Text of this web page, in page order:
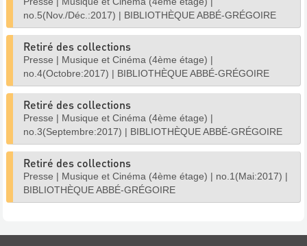
no.5(Nov./Déc.:2017) | BIBLIOTHÈQUE ABBÉ-GRÉGOIRE
Retiré des collections
Presse | Musique et Cinéma (4ème étage) |
no.4(Octobre:2017) | BIBLIOTHÈQUE ABBÉ-GRÉGOIRE
Retiré des collections
Presse | Musique et Cinéma (4ème étage) |
no.3(Septembre:2017) | BIBLIOTHÈQUE ABBÉ-GRÉGOIRE
Retiré des collections
Presse | Musique et Cinéma (4ème étage) | no.1(Mai:2017) |
BIBLIOTHÈQUE ABBÉ-GRÉGOIRE